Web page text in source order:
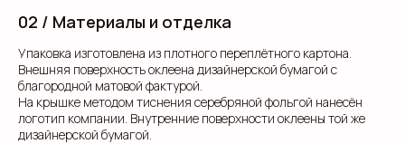
02 / Материалы и отделка
Упаковка изготовлена из плотного переплётного картона.
Внешняя поверхность оклеена дизайнерской бумагой с
благородной матовой фактурой.
На крышке методом тиснения серебряной фольгой нанесён
логотип компании. Внутренние поверхности оклеены той же
дизайнерской бумагой.
Свяжитесь с нами для консультации. Мы обсудим
разработаем упаковку, которая подчеркнет
уникальность вашей продукции. Наши
специалисты готовы ответить на все вопросы и
предложить решения, соответствующие вашим
задачам и бюджету.